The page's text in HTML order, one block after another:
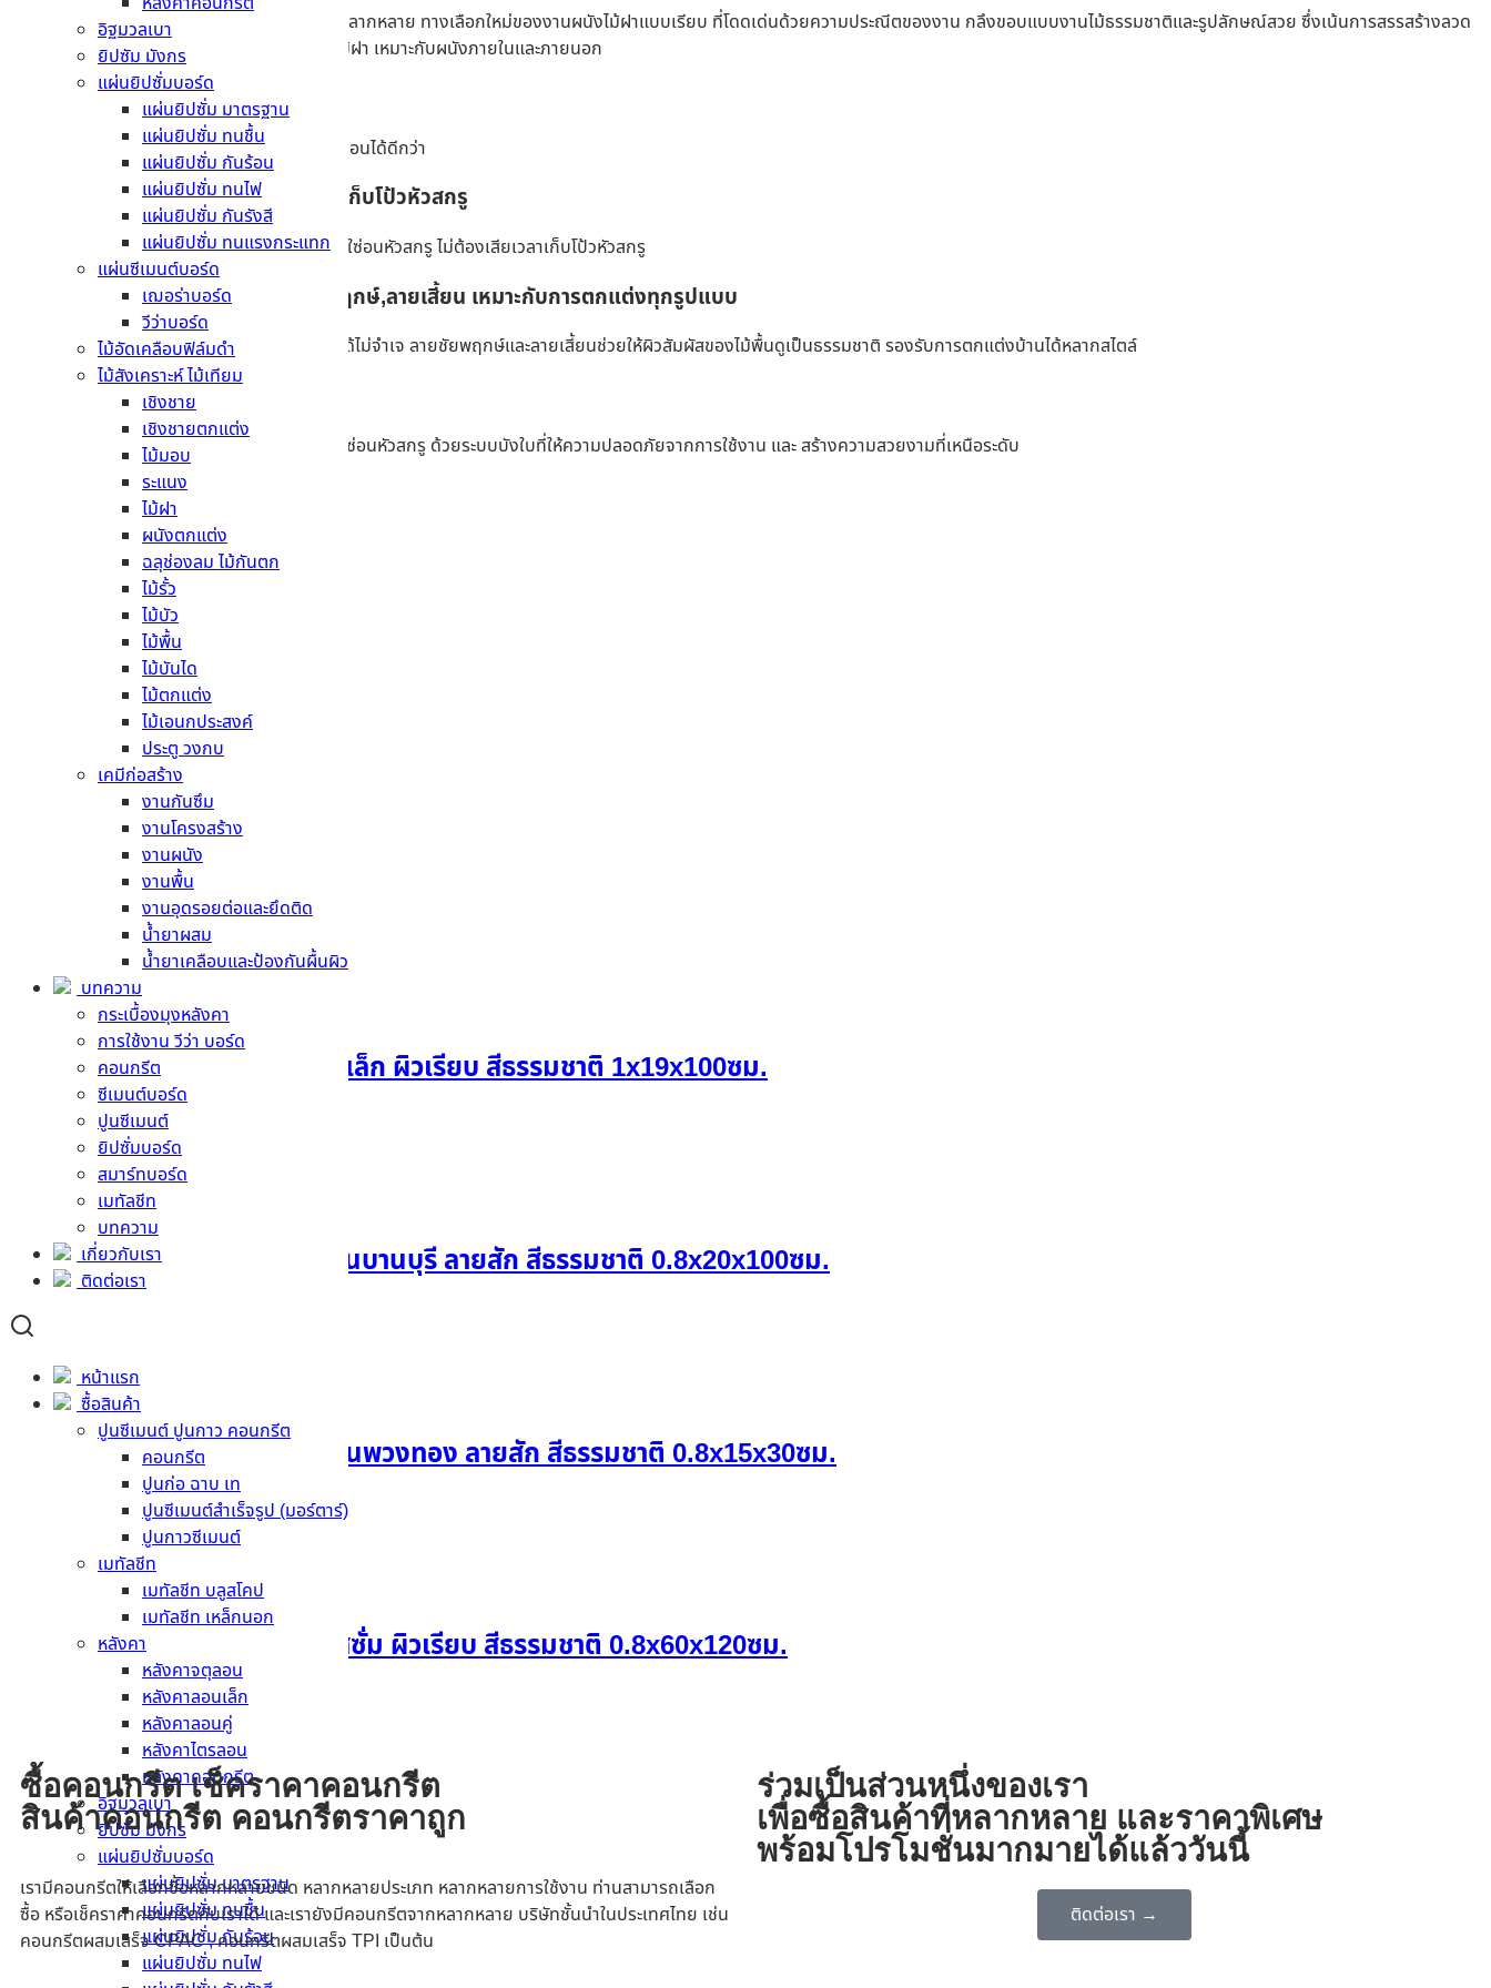
อิฐมวลเบา
ยิปซัม มังกร
แผ่นยิปซั่มบอร์ด
แผ่นยิปซั่ม มาตรฐาน
แผ่นยิปซั่ม ทนชื้น
แผ่นยิปซั่ม กันร้อน
แผ่นยิปซั่ม ทนไฟ
แผ่นยิปซั่ม กันรังสี
แผ่นยิปซั่ม ทนแรงกระแทก
แผ่นซีเมนต์บอร์ด
เฌอร่าบอร์ด
วีว่าบอร์ด
ไม้อัดเคลือบฟิล์มดำ
ไม้สังเคราะห์ ไม้เทียม
เชิงชาย
เชิงชายตกแต่ง
ไม้มอบ
ระแนง
ไม้ฝา
ผนังตกแต่ง
ฉลุช่องลม ไม้กันตก
ไม้รั้ว
ไม้บัว
ไม้พื้น
ไม้บันได
ไม้ตกแต่ง
ไม้เอนกประสงค์
ประตู วงกบ
เคมีก่อสร้าง
งานกันซึม
งานโครงสร้าง
งานผนัง
งานพื้น
งานอุดรอยต่อและยึดติด
น้ำยาผสม
น้ำยาเคลือบและป้องกันผื้นผิว
บทความ
กระเบื้องมุงหลังคา
การใช้งาน วีว่า บอร์ด
คอนกรีต
ซีเมนต์บอร์ด
ปูนซีเมนต์
ยิปซั่มบอร์ด
สมาร์ทบอร์ด
เมทัลชีท
บทความ
เกี่ยวกับเรา
ติดต่อเรา
หน้าแรก
ซื้อสินค้า
ปูนซีเมนต์ ปูนกาว คอนกรีต
คอนกรีต
ปูนก่อ ฉาบ เท
ปูนซีเมนต์สำเร็จรูป (มอร์ตาร์)
ปูนกาวซีเมนต์
เมทัลชีท
เมทัลชีท บลูสโคป
เมทัลชีท เหล็กนอก
หลังคา
หลังคาจตุลอน
หลังคาลอนเล็ก
หลังคาลอนคู่
หลังคาไตรลอน
หลังคาคอนกรีต
อิฐมวลเบา
ยิปซัม มังกร
แผ่นยิปซั่มบอร์ด
แผ่นยิปซั่ม มาตรฐาน
แผ่นยิปซั่ม ทนชื้น
แผ่นยิปซั่ม กันร้อน
แผ่นยิปซั่ม ทนไฟ
ตอบโจทย์งานออกแบบที่โดดเด่น ทันสมัย ดีไซน์หลากหลาย ทางเลือกใหม่ของงานผนังไม้ฝาแบบเรียบ ที่โดดเด่นด้วยความประณีตของงาน กลึงขอบแบบงานไม้ธรรมชาติและรูปลักษณ์สวย ซึ่งเน้นการสรรสร้างลวด
ลายใหม่ๆ เพื่อความสุนทรีย์ในการตกแต่งให้กับไม้ฝา เหมาะกับผนังภายในและภายนอก
ผนังสวย ปลอดภัย
ด้วยระบบบังใบยาว ซ่อนหัวสกรูเรียบร้อย กันน้ำย้อนได้ดีกว่า
ประหยัดค่าแรง ติดตั้งเรียบร้อย ไม่ต้องเก็บโป้วหัวสกรู
เก็บงานสะดวกรวดเร็ว งานได้เสร็จไวกว่า ด้วยบังใซ่อนหัวสกรู ไม่ต้องเสียเวลาเก็บโป้วหัวสกรู
มี Texture ทั้งแบบเรียบ และ ลายชัยพฤกษ์,ลายเสี้ยน เหมาะกับการตกแต่งทุกรูปแบบ
ผิวเรียบ ช่วยให้ผนังดูโมเดิร์น ทันสมัย ออกแบบได้ไม่จำเจ ลายชัยพฤกษ์และลายเสี้ยนช่วยให้ผิวสัมผัสของไม้พื้นดูเป็นธรรมชาติ รองรับการตกแต่งบ้านได้หลากสไตล์
ติดตั้งง่าย งานได้เสร็จไวกว่า ด้วยการติดตั้งแบบซ่อนหัวสกรู ด้วยระบบบังใบที่ให้ความปลอดภัยจากการใช้งาน และ สร้างความสวยงามที่เหนือระดับ
ทนทุกสภาวะอากาศ
ทนน้ำ ทนชื้น
ใช้สำหรับภายนอก
ใช้สำหรับภายใน
ติดตั้งรวดเร็ว
ขนาดมาตราฐาน
ติดตั้งง่าย
ทำความสะอาดง่าย
ปลวกไม่กิน
เป็นมิตรกับสิ่งแวดล้อม
ไม่เปราะแตกง่าย
ไม่หดตัว ไม่โก่ง ไม่บิดงอ
สินค้าที่เกี่ยวข้อง
ฉลุช่องลมเฌอร่า รุ่นมลุลี-เล็ก ผิวเรียบ สีธรรมชาติ 1x19x100ซม.
อ่านเพิ่ม
ไม้เชิงชายน้ำย้อยเฌอร่า รุ่นบานบุรี ลายสัก สีธรรมชาติ 0.8x20x100ซม.
ไม้เชิงชายน้ำหยดเฌอร่า รุ่นพวงทอง ลายสัก สีธรรมชาติ 0.8x15x30ซม.
ฉลุช่องลมเฌอร่า รุ่นบลอสซั่ม ผิวเรียบ สีธรรมชาติ 0.8x60x120ซม.
ซื้อคอนกรีต เช็คราคาคอนกรีต
สินค้าคอนกรีต คอนกรีตราคาถูก
เรามีคอนกรีตให้เลือกซื้อหลากหลายชนิด หลากหลายประเภท หลากหลายการใช้งาน ท่านสามารถเลือก
ซื้อ หรือเช็คราคาคอนกรีตกับเราได้ และเรายังมีคอนกรีตจากหลากหลาย บริษัทชั้นนำในประเทศไทย เช่น
คอนกรีตผสมเสร็จ CPAC , คอนกรีตผสมเสร็จ TPI เป็นต้น
ร่วมเป็นส่วนหนึ่งของเรา
เพื่อซื้อสินค้าที่หลากหลาย และราคาพิเศษ
พร้อมโปรโมชั่นมากมายได้แล้ววันนี้
ติดต่อเรา →